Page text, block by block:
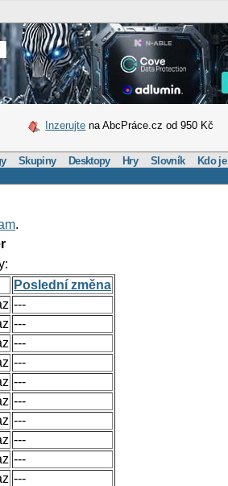
Inzerujte na AbcPráce.cz od 950 Kč
Skupiny Desktopy Hry Slovník Kdo je
.
Poslední změna
---
---
---
---
---
---
---
---
---
---